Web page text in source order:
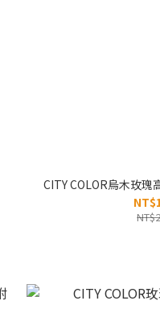
CITY COLOR烏木玫